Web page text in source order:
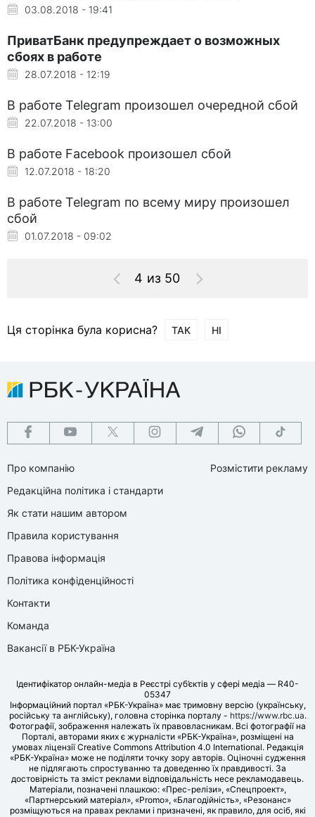
03.08.2018 - 19:41
ПриватБанк предупреждает о возможных
сбоях в работе
28.07.2018 - 12:19
В работе Telegram произошел очередной сбой
22.07.2018 - 13:00
В работе Facebook произошел сбой
12.07.2018 - 18:20
В работе Telegram по всему миру произошел
сбой
01.07.2018 - 09:02
4 из 50
Ця сторінка була корисна? ТАК НІ
Про компанію
Редакційна політика і стандарти
Як стати нашим автором
Правила користування
Правова інформація
Політика конфіденційності
Контакти
Команда
Вакансії в РБК-Україна
Розмістити рекламу
Ідентифікатор онлайн-медіа в Реєстрі суб’єктів у сфері медіа — R40-
05347
Інформаційний портал «РБК-Україна» має тримовну версію (українську,
російську та англійську), головна сторінка порталу - https://www.rbc.ua.
Фотографії, зображення належать їх правовласникам. Всі фотографії на
Порталі, авторами яких є журналісти «РБК-Україна», розміщені на
умовах ліцензії Creative Commons Attribution 4.0 International. Редакція
«РБК-Україна» може не поділяти точку зору авторів. Оціночні судження
не підлягають спростуванню та доведенню їх правдивості. За
достовірність та зміст реклами відповідальність несе рекламодавець.
Матеріали, позначені плашкою: «Прес-релізи», «Спецпроект»,
«Партнерський матеріал», «Promo», «Благодійність», «Резонанс»
розміщуються на правах реклами і призначені, як правило, для осіб, які